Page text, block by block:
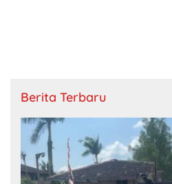
Berita Terbaru